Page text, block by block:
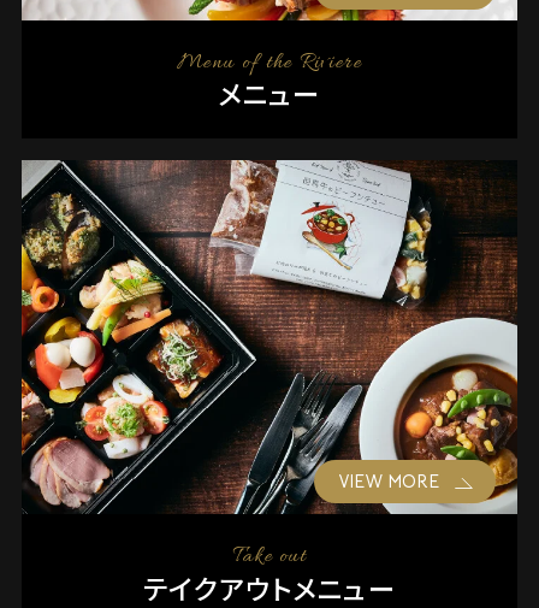
Menu of the Riviere
メニュー
VIEW MORE
Take out
テイクアウトメニュー